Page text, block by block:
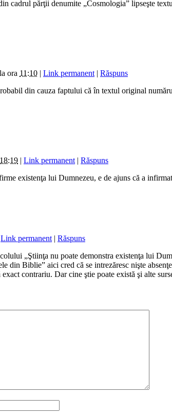
cadrul părţii denumite „Cosmologia” lipseşte
la ora 11:10 Link permanent| Răspuns
din cauza faptului că în textul original
18:19 Link permanent| Răspuns
existenţa lui Dumnezeu, e de ajuns că a
Link permanent| Răspuns
„Ştiinţa nu poate demonstra existenţa lui
din Biblie” aici cred că se intrezăresc nişte
contrariu. Dar cine ştie poate există şi alte